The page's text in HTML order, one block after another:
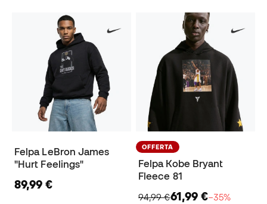
Felpa LeBron James
"Hurt Feelings"
89,99 €
OFFERTA
Felpa Kobe Bryant
Fleece 81
94,99 €61,99 €−35%